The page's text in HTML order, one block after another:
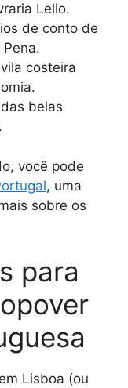
Lello.
de conto de
costeira
belas
você pode
, uma
sobre os
para
Lisboa (ou